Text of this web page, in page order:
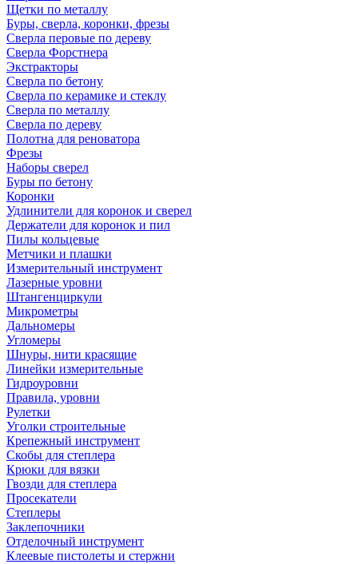
Щетки по металлу
Буры, сверла, коронки, фрезы
Сверла перовые по дереву
Сверла Форстнера
Экстракторы
Сверла по бетону
Сверла по керамике и стеклу
Сверла по металлу
Сверла по дереву
Полотна для реноватора
Фрезы
Наборы сверел
Буры по бетону
Коронки
Удлинители для коронок и сверел
Держатели для коронок и пил
Пилы кольцевые
Метчики и плашки
Измерительный инструмент
Лазерные уровни
Штангенциркули
Микрометры
Дальномеры
Угломеры
Шнуры, нити красящие
Линейки измерительные
Гидроуровни
Правила, уровни
Рулетки
Уголки строительные
Крепежный инструмент
Скобы для степлера
Крюки для вязки
Гвозди для степлера
Просекатели
Степлеры
Заклепочники
Отделочный инструмент
Клеевые пистолеты и стержни